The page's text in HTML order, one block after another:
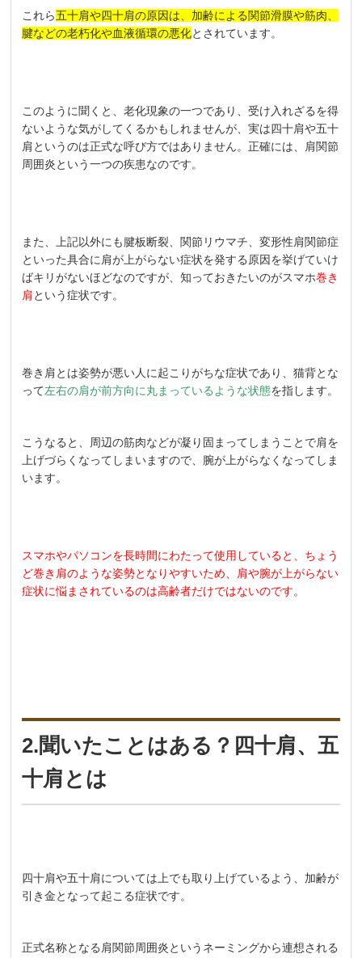
これら五十肩や四十肩の原因は、加齢による関節滑膜や筋肉、
腱などの老朽化や血液循環の悪化とされています。
このように聞くと、老化現象の一つであり、受け入れざるを得
ないような気がしてくるかもしれませんが、実は四十肩や五十
肩というのは正式な呼び方ではありません。正確には、肩関節
周囲炎という一つの疾患なのです。
また、上記以外にも腱板断裂、関節リウマチ、変形性肩関節症
といった具合に肩が上がらない症状を発する原因を挙げていけ
ばキリがないほどなのですが、知っておきたいのがスマホ巻き
肩という症状です。
巻き肩とは姿勢が悪い人に起こりがちな症状であり、猫背とな
って左右の肩が前方向に丸まっているような状態を指します。
こうなると、周辺の筋肉などが凝り固まってしまうことで肩を
上げづらくなってしまいますので、腕が上がらなくなってしま
います。
スマホやパソコンを長時間にわたって使用していると、ちょう
ど巻き肩のような姿勢となりやすいため、肩や腕が上がらない
症状に悩まされているのは高齢者だけではないのです。
2.聞いたことはある？四十肩、五
十肩とは
四十肩や五十肩については上でも取り上げているよう、加齢が
引き金となって起こる症状です。
正式名称となる肩関節周囲炎というネーミングから連想される